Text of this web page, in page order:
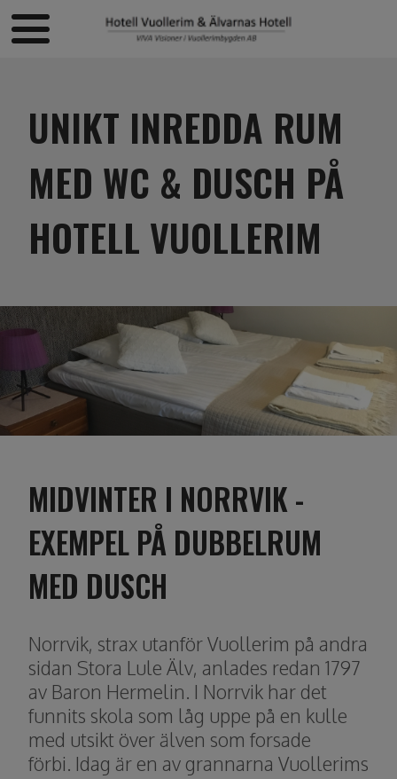
UNIKT INREDDA RUM
MED WC & DUSCH PÅ
HOTELL VUOLLERIM
MIDVINTER I NORRVIK -
EXEMPEL PÅ DUBBELRUM
MED DUSCH
Norrvik, strax utanför Vuollerim på andra
sidan Stora Lule Älv, anlades redan 1797
av Baron Hermelin. I Norrvik har det
funnits skola som låg uppe på en kulle
med utsikt över älven som forsade
förbi. Idag är en av grannarna Vuollerims